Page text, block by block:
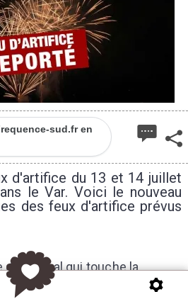
sud.fr en
d'artifice du 13 et 14 juillet
le Var. Voici le nouveau
des feux d'artifice prévus
de mistral qui touche la
de la semaine, de